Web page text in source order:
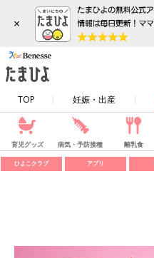
×
TOP 妊娠・出産
育児グッズ 病気・予防接種 離乳食
ひよこクラブ アプリ